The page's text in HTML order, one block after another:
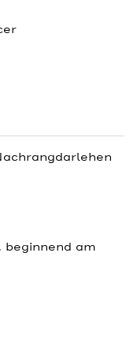
beginnend am